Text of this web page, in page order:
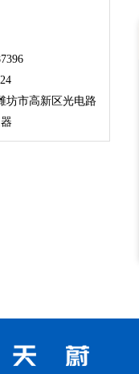
坊市高新区光电路